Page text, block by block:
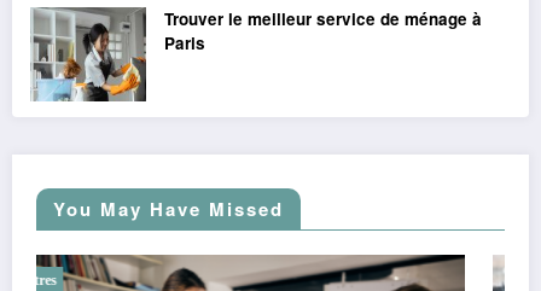
Trouver le meilleur service de ménage à
Paris
You May Have Missed
Autres